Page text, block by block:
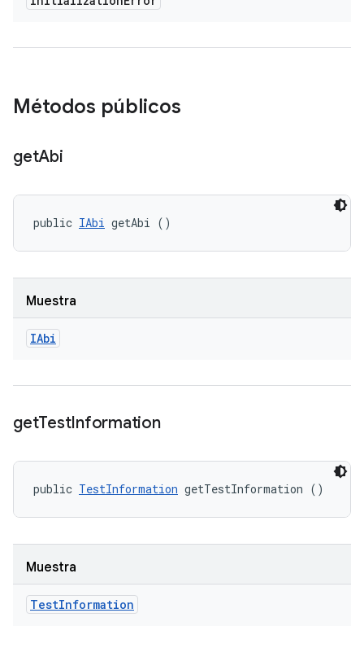
Métodos públicos
getAbi
public IAbi getAbi ()
Muestra
IAbi
getTestInformation
public TestInformation getTestInformation ()
Muestra
TestInformation